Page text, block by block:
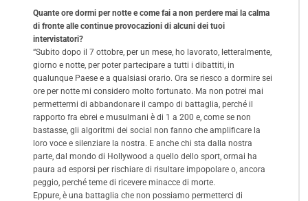
Quante ore dormi per notte e come fai a non perdere mai la calma
di fronte alle continue provocazioni di alcuni dei tuoi
intervistatori?
“Subito dopo il 7 ottobre, per un mese, ho lavorato, letteralmente,
giorno e notte, per poter partecipare a tutti i dibattiti, in
qualunque Paese e a qualsiasi orario. Ora se riesco a dormire sei
ore per notte mi considero molto fortunato. Ma non potrei mai
permettermi di abbandonare il campo di battaglia, perché il
rapporto fra ebrei e musulmani è di 1 a 200 e, come se non
bastasse, gli algoritmi dei social non fanno che amplificare la
loro voce e silenziare la nostra. E anche chi sta dalla nostra
parte, dal mondo di Hollywood a quello dello sport, ormai ha
paura ad esporsi per rischiare di risultare impopolare o, ancora
peggio, perché teme di ricevere minacce di morte.
Eppure, è una battaglia che non possiamo permetterci di